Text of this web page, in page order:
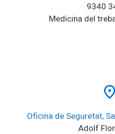
9340
Medicina del
place
Oficina de Seguretat,
Adolf